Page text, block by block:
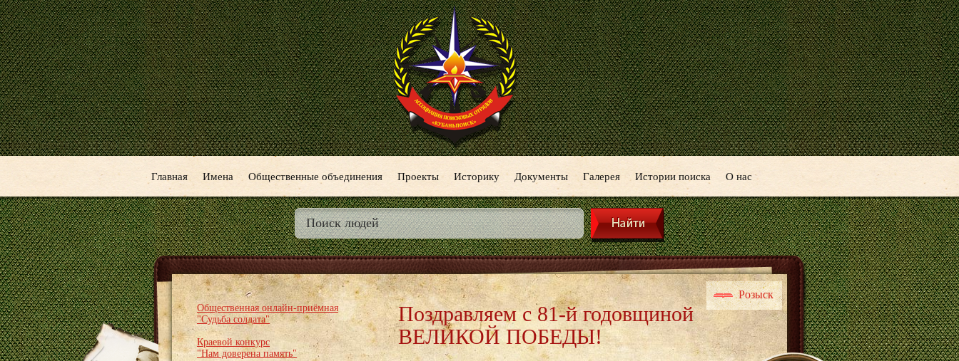
Главная Имена Общественные объединения Проекты Историку Документы Галерея Истории поиска О нас
Общественная онлайн-приёмная
"Судьба солдата"
Краевой конкурс
"Нам доверена память"
Розыск
Поздравляем с 81-й годовщиной
ВЕЛИКОЙ ПОБЕДЫ!